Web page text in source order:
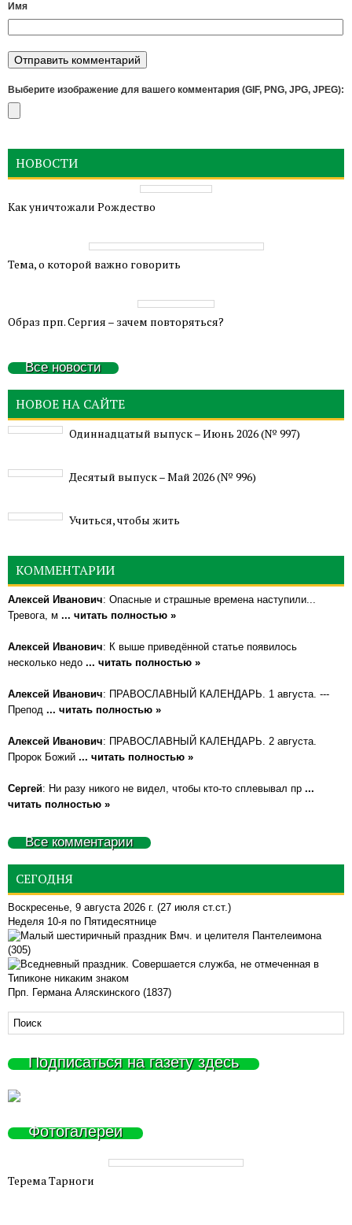
Имя
Выберите изображение для вашего комментария (GIF, PNG, JPG, JPEG):
НОВОСТИ
Как уничтожали Рождество
Тема, о которой важно говорить
Образ прп. Сергия – зачем повторяться?
Все новости
НОВОЕ НА САЙТЕ
Одиннадцатый выпуск – Июнь 2026 (№ 997)
Деcятый выпуск – Май 2026 (№ 996)
Учиться, чтобы жить
КОММЕНТАРИИ
Алексей Иванович: Опасные и страшные времена наступили...
Тревога, м ... читать полностью »
Алексей Иванович: К выше приведённой статье появилось
несколько недо ... читать полностью »
Алексей Иванович: ПРАВОСЛАВНЫЙ КАЛЕНДАРЬ. 1 августа. ---
Препод ... читать полностью »
Алексей Иванович: ПРАВОСЛАВНЫЙ КАЛЕНДАРЬ. 2 августа.
Пророк Божий ... читать полностью »
Сергей: Ни разу никого не видел, чтобы кто-то сплевывал пр ...
читать полностью »
Все комментарии
СЕГОДНЯ
Воскресенье, 9 августа 2026 г. (27 июля ст.ст.)
Неделя 10-я по Пятидесятнице
Вмч. и целителя Пантелеимона
(305)
Прп. Германа Аляскинского (1837)
Подписаться на газету здесь
Фотогалереи
Терема Тарноги